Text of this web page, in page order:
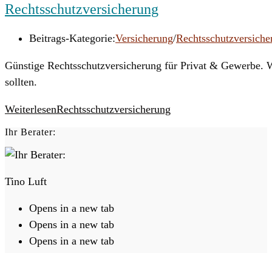
Rechtsschutzversicherung
Beitrags-Kategorie:Versicherung/
Günstige Rechtsschutzversicherung für Privat & Gewerbe.
sollten.
WeiterlesenRechtsschutzversicherung
Ihr Berater:
Tino Luft
Opens in a new tab
Opens in a new tab
Opens in a new tab